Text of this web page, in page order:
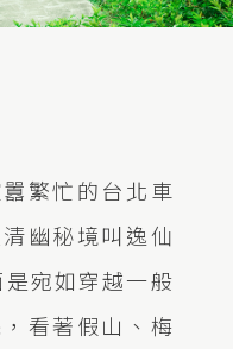
繁忙的台北車
幽秘境叫逸仙
宛如穿越一般
看著假山、梅